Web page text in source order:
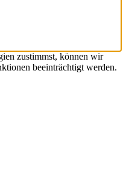
zustimmst, können wir
beeinträchtigt werden.